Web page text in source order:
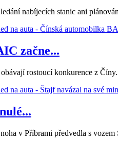
nabíjecích stanic ani
začne...
rostoucí konkurence z
v Příbrami předvedla s